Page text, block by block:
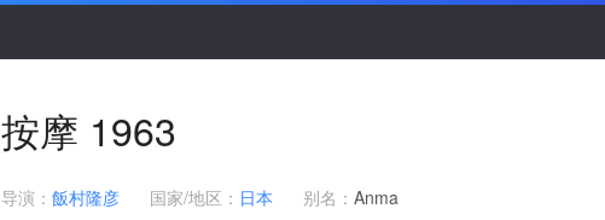
按摩 1963
导演： 飯村隆彦 国家/地区： 日本 别名： Anma